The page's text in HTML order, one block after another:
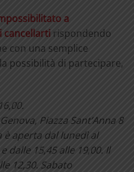
a
cancellarti rispondendo
con una semplice
possibilità di partecipare,
Genova, Piazza Sant’Anna 8
è aperta dal lunedì al
dalle 15,45 alle 19,00. Il
12,30. Sabato